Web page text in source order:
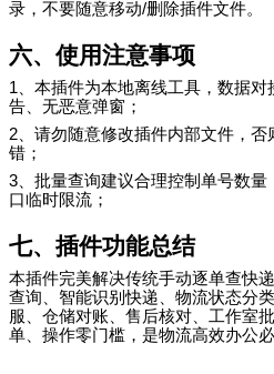
录，不要随意移动/删除插件文件。
六、使用注意事项
1 、本插件为本地离线工具，数据
告、无恶意弹窗；
2 、请勿随意修改插件内部文件，
错；
3 、批量查询建议合理控制单号数
口临时限流；
七、插件功能总结
本插件完美解决传统手动逐单查快
查询、智能识别快递、物流状态分
服、仓储对账、售后核对、工作室
单、操作零门槛，是物流高效办公